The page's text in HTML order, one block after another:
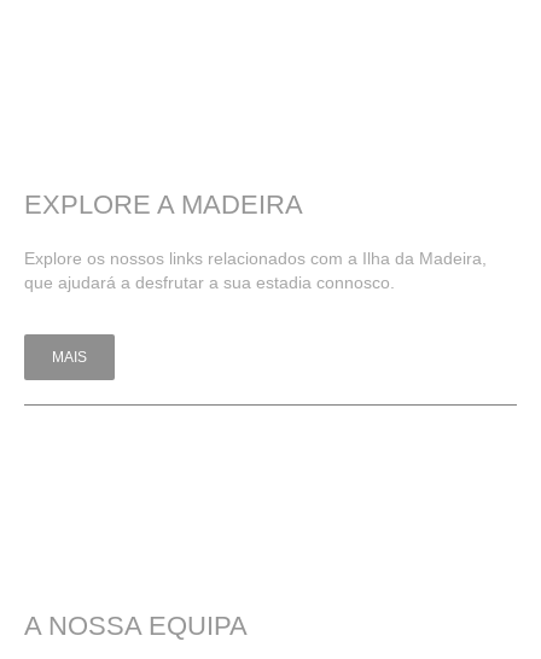
EXPLORE A MADEIRA
Explore os nossos links relacionados com a Ilha da Madeira,
que ajudará a desfrutar a sua estadia connosco.
MAIS
A NOSSA EQUIPA